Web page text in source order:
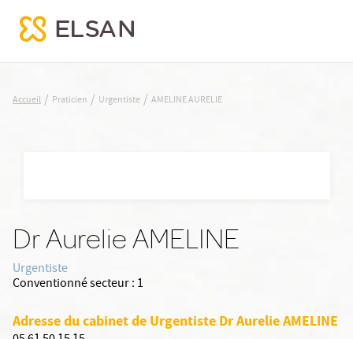
AMELINE AURELIE
Accueil / Praticien / Urgentiste / AMELINE AURELIE
Dr Aurelie AMELINE
Urgentiste
Conventionné secteur : 1
Adresse du cabinet de Urgentiste Dr Aurelie AMELINE